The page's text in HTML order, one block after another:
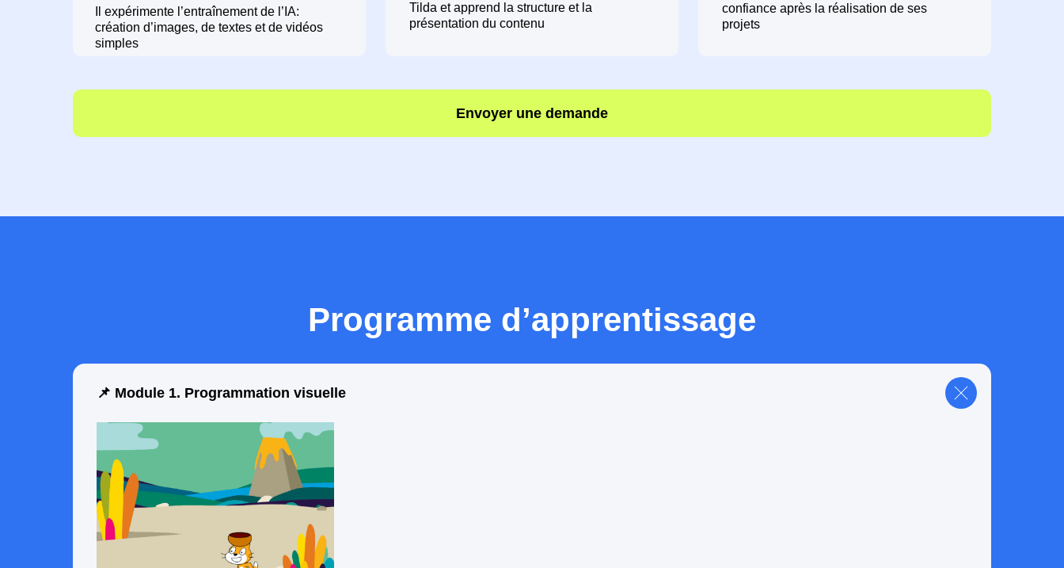
confiance après la réalisation de ses
projets
Tilda et apprend la structure et la
présentation du contenu
Il expérimente l’entraînement de l’IA:
création d’images, de textes et de vidéos
simples
Envoyer une demande
Programme d’apprentissage
📌 Module 1. Programmation visuelle